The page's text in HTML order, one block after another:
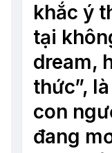
khắc ý
tại
dream,
thức”,
con
đang